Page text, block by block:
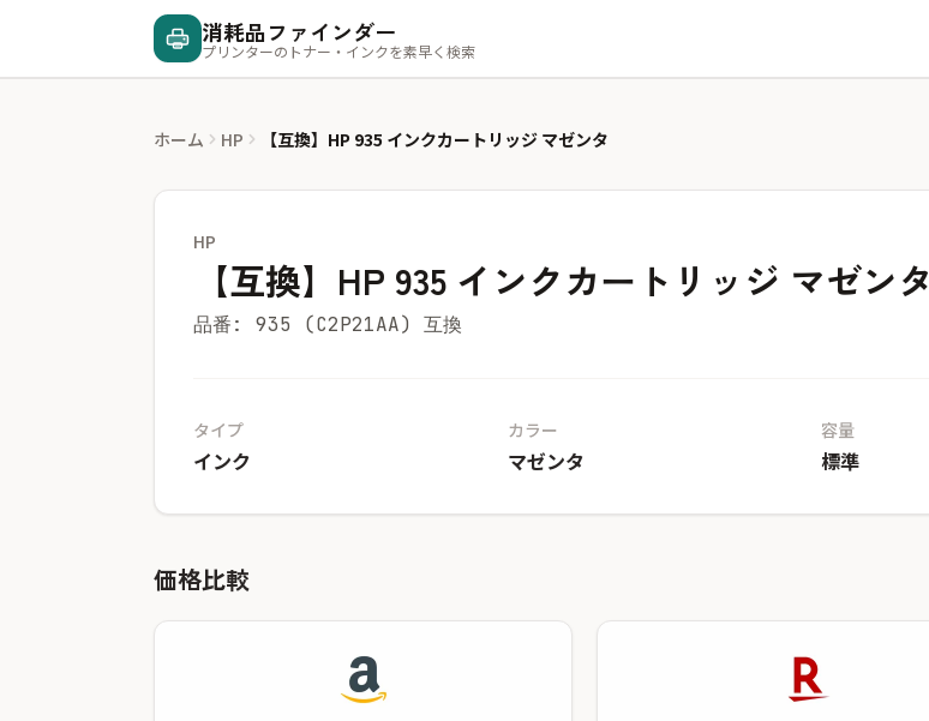
消耗品ファインダー
プリンターのトナー・インクを素早く検索
ホーム HP 【互換】HP 935 インクカートリッジ マゼンタ
HP
【互換】HP 935 インクカートリッジ マゼンタ
品番: 935 (C2P21AA) 互換
タイプ
インク
カラー
マゼンタ
容量
標準
価格比較